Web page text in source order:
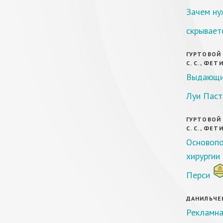
Зачем
ГУРТОВОЙ
С. С.,
Луи
ГУРТОВОЙ
С. С.,
Перси